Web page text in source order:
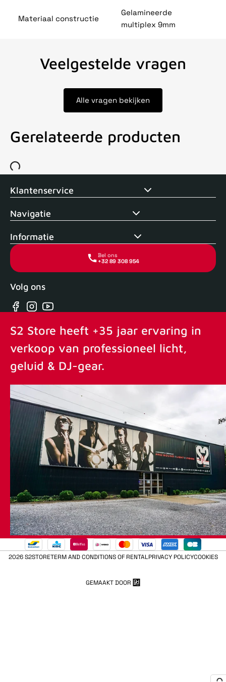
Materiaal constructie
Gelamineerde
multiplex 9mm
Veelgestelde vragen
Alle vragen bekijken
Gerelateerde producten
Voor 15uur besteld, zelfde dag verstuurd Echte winkel +35
Klantenservice
Navigatie
Informatie
Bel ons
+32 89 308 954
Volg ons
Facebook
Instagram
YouTube
S2 Store heeft +35 jaar ervaring in
verkoop van professioneel licht,
geluid & DJ-gear.
2026 S2STORETERM AND CONDITIONS OF RENTALPRIVACY POLICYCOOKIES
GEMAAKT DOOR